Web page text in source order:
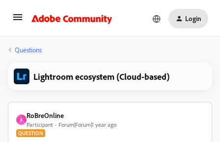
Login
Questions
Lightroom ecosystem (Cloud-based)
R
RoBreOnline
Participant Forum|Forum|1 year ago
QUESTION